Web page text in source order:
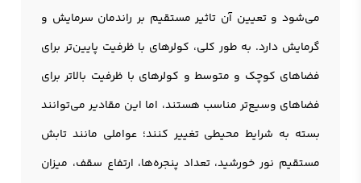
می‌شود و تعیین آن تاثیر مستقیم بر راندمان سرمایش و
گرمایش دارد. به طور کلی، کولرهای با ظرفیت پایین‌تر برای
فضاهای کوچک و متوسط و کولرهای با ظرفیت بالاتر برای
فضاهای وسیع‌تر مناسب هستند، اما این مقادیر می‌توانند
بسته به شرایط محیطی تغییر کنند؛ عواملی مانند تابش
مستقیم نور خورشید، تعداد پنجره‌ها، ارتفاع سقف، میزان